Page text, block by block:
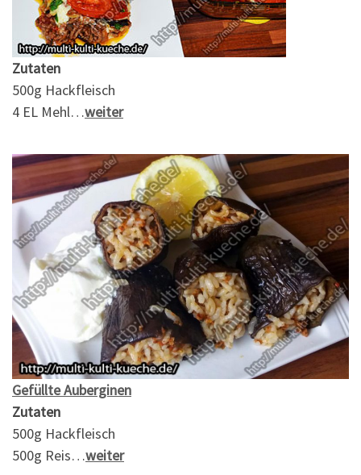
Zutaten
500g Hackfleisch
4 EL Mehl…weiter
Gefüllte Auberginen
Zutaten
500g Hackfleisch
500g Reis…weiter